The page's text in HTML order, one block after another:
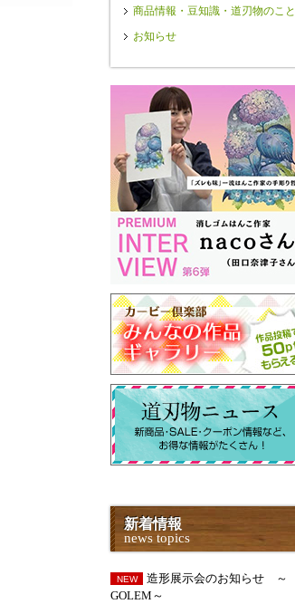
商品情報・豆知識・道刃物のこと
お知らせ
新着情報
news topics
造形展示会のお知らせ ～
GOLEM～